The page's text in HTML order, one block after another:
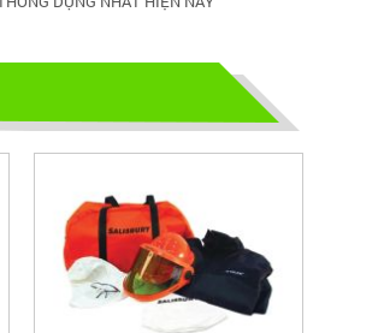
nhé
TỦ ĐỰNG HÓA CHẤT CÓ LỌC HẤP
TỦ ĐỰNG HÓA CHẤT CÓ LỌC HẤP